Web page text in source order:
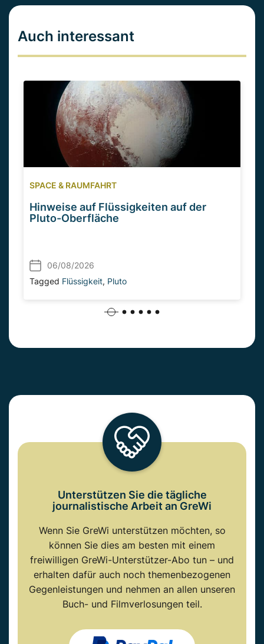
Auch interessant
SPACE & RAUMFAHRT
Hinweise auf Flüssigkeiten auf der
Pluto-Oberfläche
06/08/2026
Tagged Flüssigkeit, Pluto
Unterstützen Sie die tägliche
journalistische Arbeit an GreWi
Wenn Sie GreWi unterstützen möchten, so
können Sie dies am besten mit einem
freiwilligen GreWi-Unterstützer-Abo tun – und
erhalten dafür auch noch themenbezogenen
Gegenleistungen und nehmen an allen unseren
Buch- und Filmverlosungen teil.